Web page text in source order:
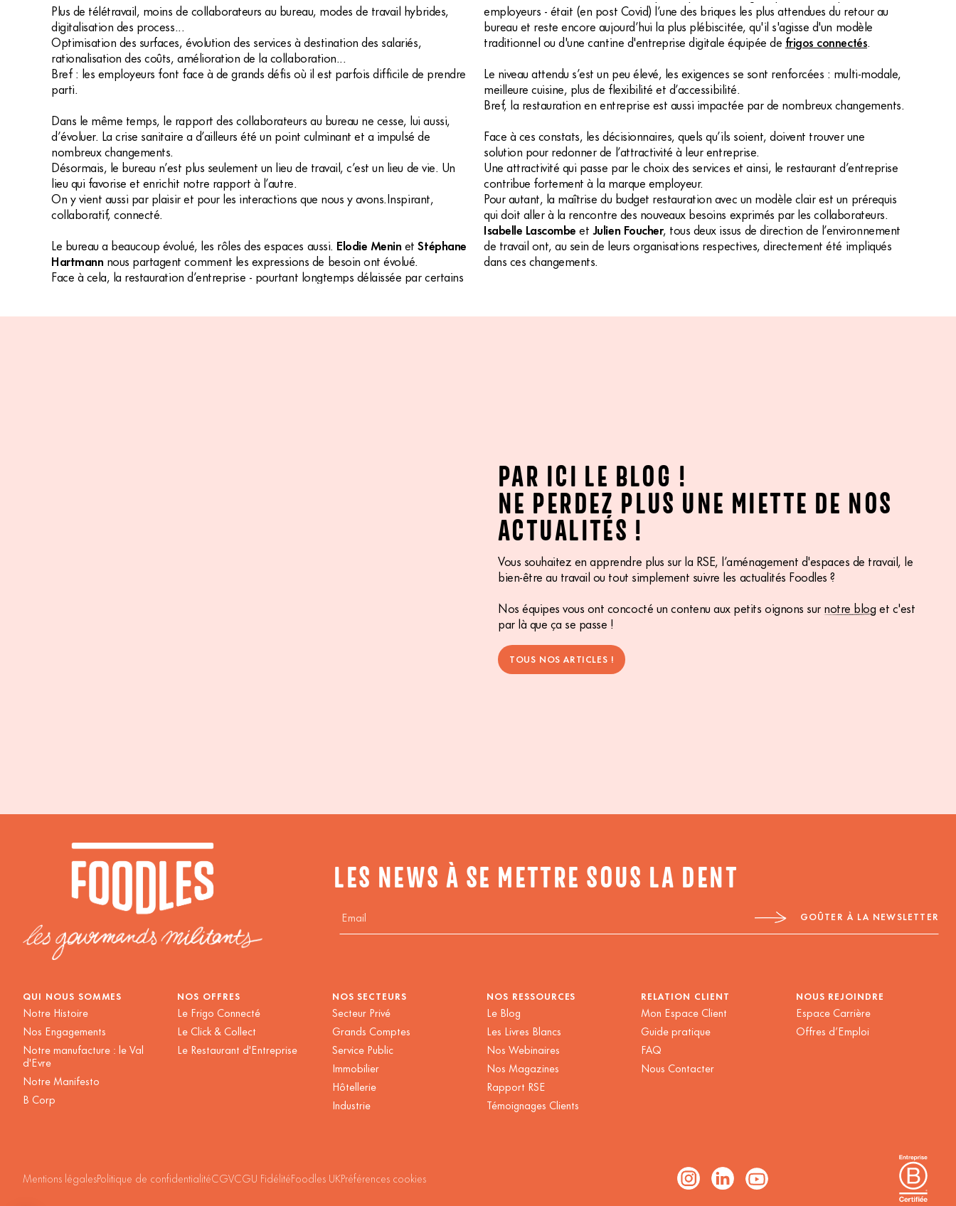
Axeptio consent
Plateforme de Gestion du Consentement : Personnalisez vos Options
Plus de télétravail, moins de collaborateurs au bureau, modes de travail hybrides,
digitalisation des process...
Optimisation des surfaces, évolution des services à destination des salariés,
rationalisation des coûts, amélioration de la collaboration...
Bref : les employeurs font face à de grands défis où il est parfois difficile de prendre
parti.
Dans le même temps, le rapport des collaborateurs au bureau ne cesse, lui aussi,
d’évoluer. La crise sanitaire a d’ailleurs été un point culminant et a impulsé de
nombreux changements.
Désormais, le bureau n’est plus seulement un lieu de travail, c’est un lieu de vie. Un
lieu qui favorise et enrichit notre rapport à l’autre.
On y vient aussi par plaisir et pour les interactions que nous y avons.Inspirant,
collaboratif, connecté.
Le bureau a beaucoup évolué, les rôles des espaces aussi. Elodie MeninetStéphane
Hartmann nous partagent comment les expressions de besoin ont évolué.
Face à cela, la restauration d’entreprise - pourtant longtemps délaissée par certains
employeurs - était (en post Covid) l’une des briques les plus attendues du retour au
bureau et reste encore aujourd’hui la plus plébiscitée, qu'il s'agisse d'un modèle
traditionnel ou d'une cantine d'entreprise digitale équipée de frigos connectés.
Le niveau attendu s’est un peu élevé, les exigences se sont renforcées : multi-modale,
meilleure cuisine, plus de flexibilité et d’accessibilité.
Bref, la restauration en entreprise est aussi impactée par de nombreux changements.
Face à ces constats, les décisionnaires, quels qu’ils soient, doivent trouver une
solution pour redonner de l’attractivité à leur entreprise.
Une attractivité qui passe par le choix des services et ainsi, le restaurant d’entreprise
contribue fortement à la marque employeur.
Pour autant, la maîtrise du budget restauration avec un modèle clair est un prérequis
qui doit aller à la rencontre des nouveaux besoins exprimés par les collaborateurs.
Isabelle LascombeetJulien Foucher, tous deux issus de direction de l’environnement
de travail ont, au sein de leurs organisations respectives, directement été impliqués
dans ces changements.
PAR ICI LE BLOG !
NE PERDEZ PLUS UNE MIETTE DE NOS
ACTUALITÉS !
Vous souhaitez en apprendre plus sur la RSE, l’aménagement d'espaces de travail, le
bien-être au travail ou tout simplement suivre les actualités Foodles ?
Nos équipes vous ont concocté un contenu aux petits oignons surnotre bloget c'est
par là que ça se passe !
TOUS NOS ARTICLES !
LES NEWS À SE METTRE SOUS LA DENT
QUI NOUS SOMMES
Notre Histoire
Nos Engagements
Notre manufacture : le Val
d'Evre
Notre Manifesto
B Corp
NOS OFFRES
Le Frigo Connecté
Le Click & Collect
Le Restaurant d'Entreprise
NOS SECTEURS
Secteur Privé
Grands Comptes
Service Public
Immobilier
Hôtellerie
Industrie
NOS RESSOURCES
Le Blog
Les Livres Blancs
Nos Webinaires
Nos Magazines
Rapport RSE
Témoignages Clients
RELATION CLIENT
Mon Espace Client
Guide pratique
FAQ
Nous Contacter
NOUS REJOINDRE
Espace Carrière
Offres d’Emploi
Mentions légalesPolitique de confidentialitéCGVCGU FidélitéFoodles UKPréférences cookies